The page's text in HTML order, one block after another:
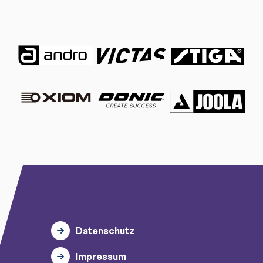
Datenschutz
Impressum